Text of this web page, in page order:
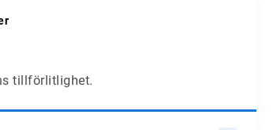
tillförlitlighet.